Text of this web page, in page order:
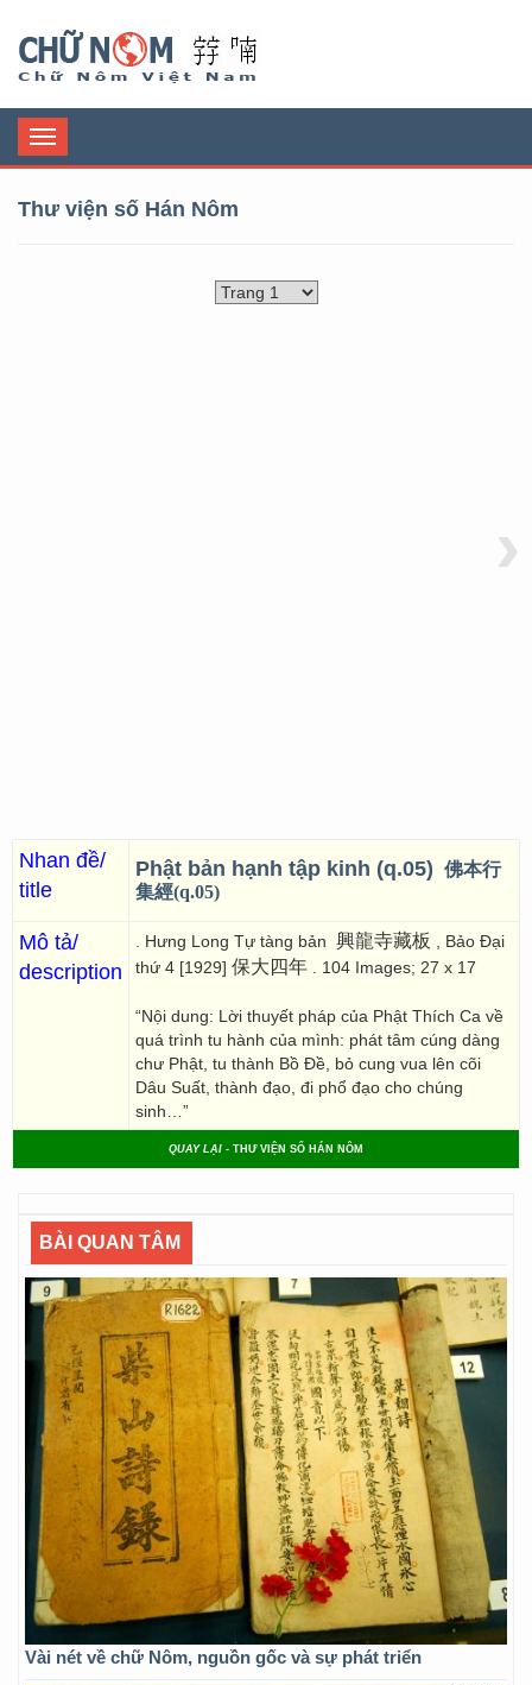
Toggle
navigation
Thư viện số Hán Nôm
›
Nhan đề/
title
Phật bản hạnh tập kinh (q.05) 佛本行
集經(q.05)
Mô tả/
description
. Hưng Long Tự tàng bản 興龍寺藏板
, Bảo Đại
thứ 4 [1929] 保大四年 . 104 Images; 27 x 17
“Nội dung: Lời thuyết pháp của Phật Thích Ca về
quá trình tu hành của mình: phát tâm cúng dàng
chư Phật, tu thành Bồ Đề, bỏ cung vua lên cõi
Dâu Suất, thành đạo, đi phổ đạo cho chúng
sinh…”
QUAY LẠI - THƯ VIỆN SỐ HÁN NÔM
BÀI QUAN TÂM
Vài nét về chữ Nôm, nguồn gốc và sự phát triển